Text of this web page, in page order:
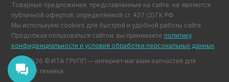
Товарные предложения, представленные на сайте, не являются
публичной офертой, определяемой ст. 437 (2) ГК РФ.
Мы используем cookies для быстрой и удобной работы сайта.
Продолжая пользоваться сайтом, вы принимаете политику
конфиденциальности и условия обработки персональных данных.
2011-2026 © ИТА ГРУПП — интернет-магазин запчастей для
бытовой техники .